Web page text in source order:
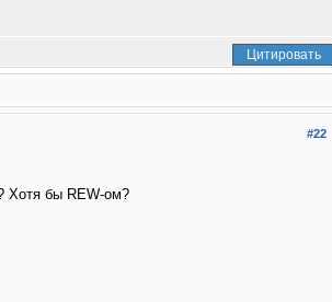
Цитировать
#22
Хотя бы REW-ом?